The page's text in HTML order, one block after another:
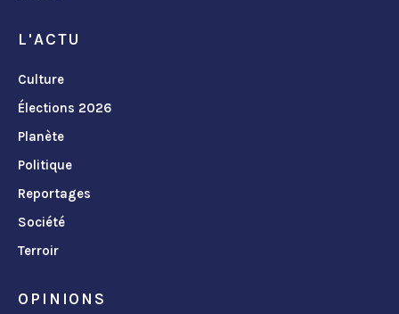
L'ACTU
Culture
Élections 2026
Planète
Politique
Reportages
Société
Terroir
OPINIONS